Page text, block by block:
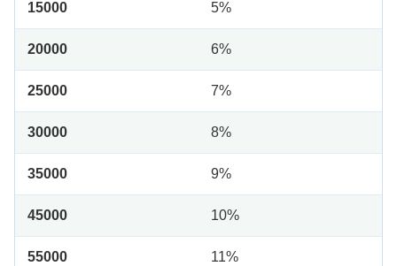
15000 5%
20000 6%
25000 7%
30000 8%
35000 9%
45000 10%
55000 11%